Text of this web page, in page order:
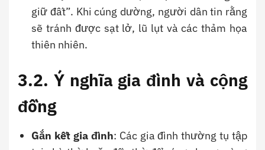
giữ đất”. Khi cúng dường, người dân tin rằng
sẽ tránh được sạt lở, lũ lụt và các thảm họa
thiên nhiên.
3.2. Ý nghĩa gia đình và cộng
đồng
Gắn kết gia đình: Các gia đình thường tụ tập